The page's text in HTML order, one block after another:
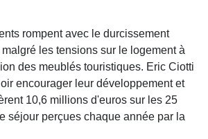
rompent avec le durcissement
les tensions sur le logement à
des meublés touristiques. Eric Ciotti
encourager leur développement et
10,6 millions d'euros sur les 25
séjour perçues chaque année par la